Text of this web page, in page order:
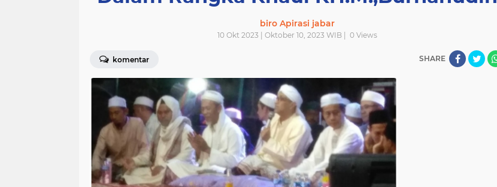
biro Apirasi jabar
10 Okt 2023 | Oktober 10, 2023 WIB | 0Views
komentar SHARE